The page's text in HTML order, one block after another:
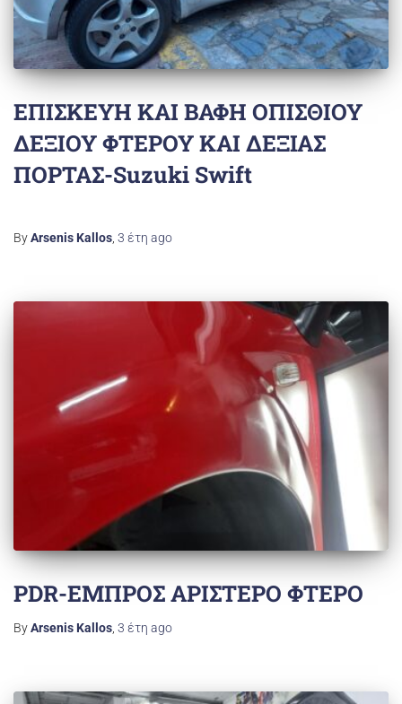
ΕΠΙΣΚΕΥΗ ΚΑΙ ΒΑΦΗ ΟΠΙΣΘΙΟΥ
ΔΕΞΙΟΥ ΦΤΕΡΟΥ ΚΑΙ ΔΕΞΙΑΣ
ΠΟΡΤΑΣ-Suzuki Swift
ByArsenis Kallos 3 έτη ago
PDR-ΕΜΠΡΟΣ ΑΡΙΣΤΕΡΟ ΦΤΕΡΟ
ByArsenis Kallos, 3 έτη ago